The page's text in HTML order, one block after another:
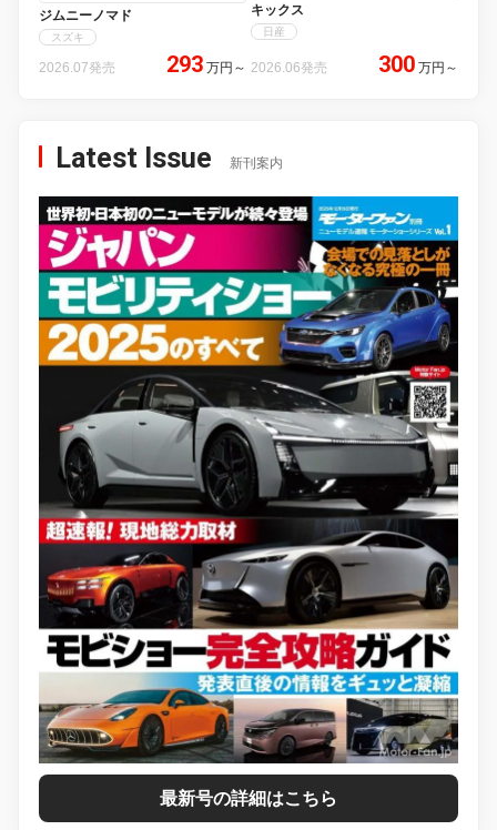
ジムニーノマド
スズキ
2026.07発売 293 万円 ～
キックス
日産
2026.06発売 300 万円 ～
Latest Issue 新刊案内
最新号の詳細はこちら